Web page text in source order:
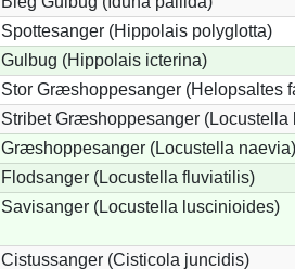
Spottesanger (Hippolais polyglotta)
Gulbug (Hippolais icterina)
Stor Græshoppesanger (Helopsaltes
Stribet Græshoppesanger (Locustella
Græshoppesanger (Locustella naevia)
Flodsanger (Locustella fluviatilis)
Savisanger (Locustella luscinioides)
Cistussanger (Cisticola juncidis)